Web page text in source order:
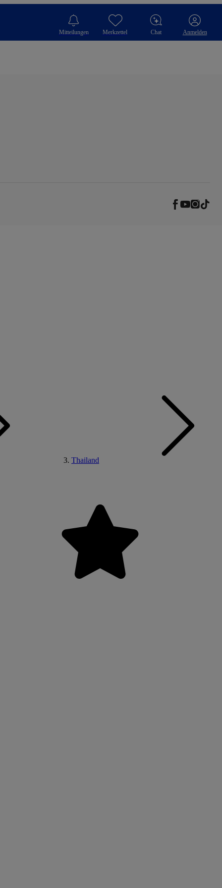
Mitteilungen Merkzettel Chat Anmelden
Thailand